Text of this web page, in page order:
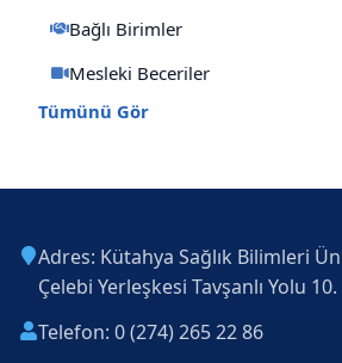
Bağlı Birimler
Mesleki Beceriler
Tümünü Gör
Adres: Kütahya Sağlık Bilimleri
Çelebi Yerleşkesi Tavşanlı Yolu
Telefon: 0 (274) 265 22 86